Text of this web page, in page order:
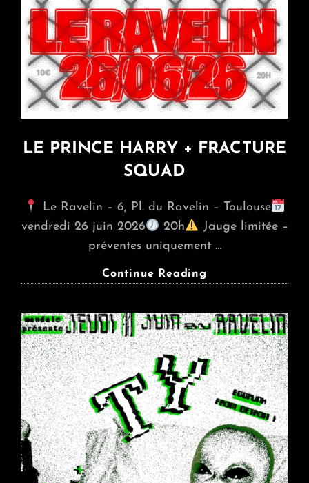
LE PRINCE HARRY + FRACTURE
SQUAD
Le Ravelin – 6, Pl. du Ravelin – Toulouse
vendredi 26 juin 2026
20h
Jauge limitée –
préventes uniquement …
Continue Reading
+
FRACTURE
SQUAD